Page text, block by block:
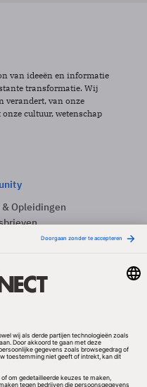
van ideeën en informatie
transformatie. Wij
verandert, van onze
cultuur, wetenschap
& Opleidingen